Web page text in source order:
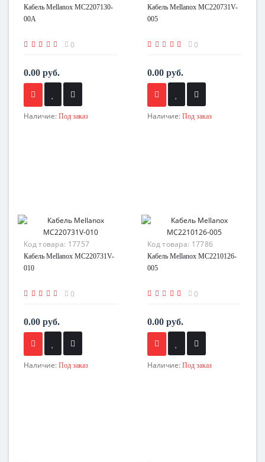
Кабель Mellanox MC2207130-
00A
0
0.00 руб.
Наличие: Под заказ
Кабель Mellanox MC220731V-
005
0
0.00 руб.
Наличие: Под заказ
Код товара: 17757
Кабель Mellanox MC220731V-
010
0
0.00 руб.
Наличие: Под заказ
Код товара: 17786
Кабель Mellanox MC2210126-
005
0
0.00 руб.
Наличие: Под заказ